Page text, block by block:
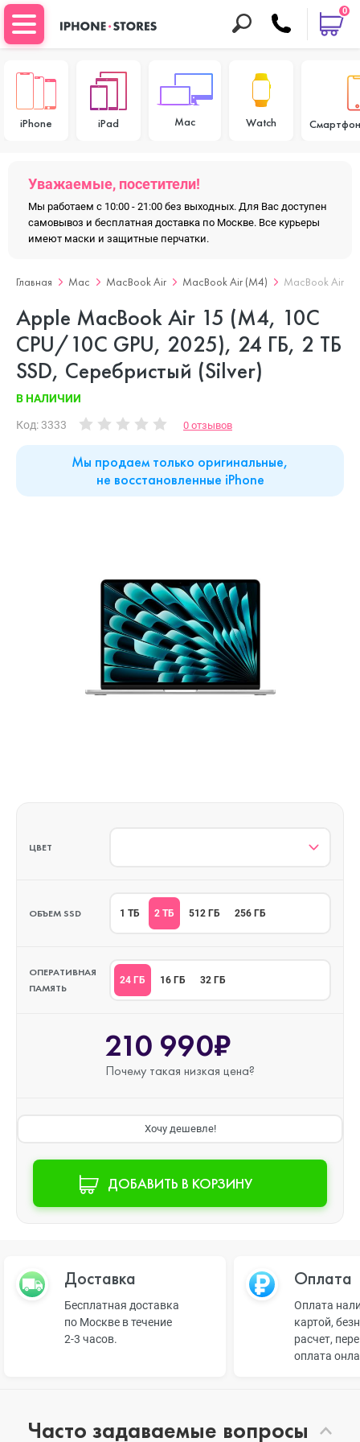
0
iPhone iPad Mac Watch
Уважаемые, посетители!
Мы работаем с 10:00 - 21:00 без выходных. Для Вас доступен
самовывоз и бесплатная доставка по Москве. Все курьеры
имеют маски и защитные перчатки.
Главная Mac MacBook Air MacBook Air (M4) MacBook Air
Apple MacBook Air 15 (M4, 10C
CPU/10C GPU, 2025), 24 ГБ, 2 ТБ
SSD, Cеребристый (Silver)
В НАЛИЧИИ
Код: 3333 0 отзывов
Мы продаем только оригинальные,
не восстановленные iPhone
ЦВЕТ
ОБЪЕМ SSD 1 ТБ 2 ТБ 512 ГБ 256 ГБ
ОПЕРАТИВНАЯ
ПАМЯТЬ
24 ГБ 16 ГБ 32 ГБ
210 990₽
Почему такая низкая цена?
Хочу дешевле!
ДОБАВИТЬ В КОРЗИНУ
Доставка
Бесплатная доставка
по Москве в течение
2-3 часов.
Оплата
Оплата
картой,
расчет,
оплата
Часто задаваемые вопросы